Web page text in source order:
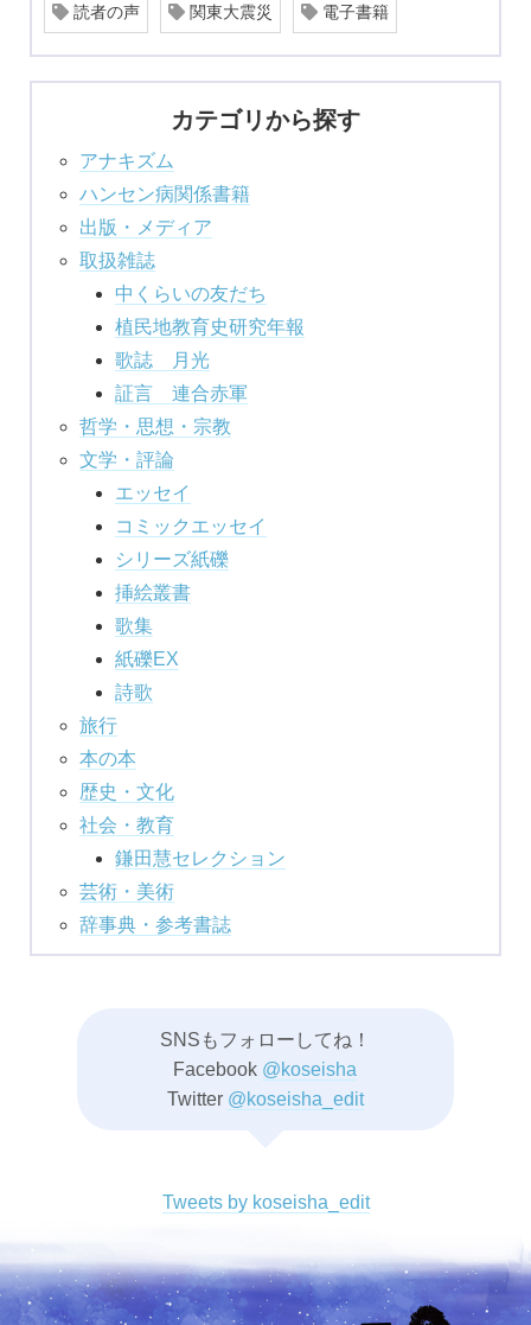
読者の声 関東大震災 電子書籍
カテゴリから探す
アナキズム
ハンセン病関係書籍
出版・メディア
取扱雑誌
中くらいの友だち
植民地教育史研究年報
歌誌 月光
証言 連合赤軍
哲学・思想・宗教
文学・評論
エッセイ
コミックエッセイ
シリーズ紙礫
挿絵叢書
歌集
紙礫EX
詩歌
旅行
本の本
歴史・文化
社会・教育
鎌田慧セレクション
芸術・美術
辞事典・参考書誌
SNSもフォローしてね！
Facebook @koseisha
Twitter @koseisha_edit
Tweets by koseisha_edit